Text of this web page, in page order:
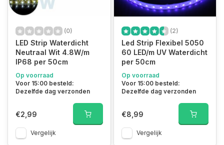
(0)
LED Strip Waterdicht
Neutraal Wit 4.8W/m
IP68 per 50cm
Op voorraad
Voor 15:00 besteld:
Dezelfde dag verzonden
€2,99
Vergelijk
(2)
Led Strip Flexibel 5050
60 LED/m UV Waterdicht
per 50cm
Op voorraad
Voor 15:00 besteld:
Dezelfde dag verzonden
€8,99
Vergelijk